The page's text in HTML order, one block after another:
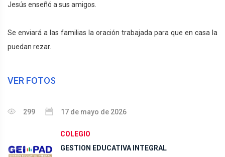
Jesús enseñó a sus amigos.
Se enviará a las familias la oración trabajada para que en casa la
puedan rezar.
VER FOTOS
299 17 de mayo de 2026
COLEGIO
GESTION EDUCATIVA INTEGRAL